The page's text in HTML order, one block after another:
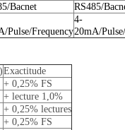
Bacnet
RS485/
Pulse/Frequency
4-
20mA/
Exactitude
+ 0,25% FS
+ lecture 1,0%
+ 0,25% lectures
+ 0,25% FS